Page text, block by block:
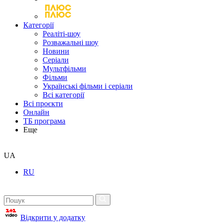
Категорії
Реаліті-шоу
Розважальні шоу
Новини
Серіали
Мультфільми
Фільми
Українські фільми і серіали
Всі категорії
Всі проєкти
Онлайн
ТБ програма
Еще
UA
RU
Відкрити у додатку